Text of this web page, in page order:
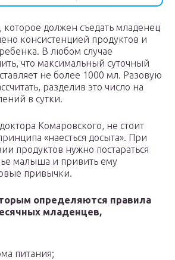
должен съедать младенец
консистенцией продуктов и
В любом случае
что максимальный суточный
не более 1000 мл. Разовую
разделив это число на
в сутки.
Комаровского, не стоит
«наесться досыта». При
продуктов нужно постараться
малыша и привить ему
привычки.
определяются правила
младенцев,
питания;